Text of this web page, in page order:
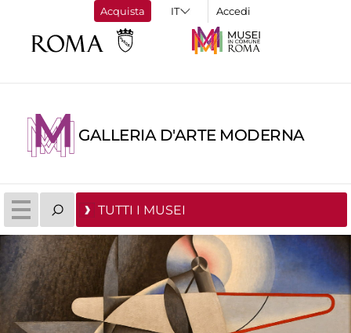
Acquista Accedi
GALLERIA D'ARTE MODERNA
TUTTI I MUSEI